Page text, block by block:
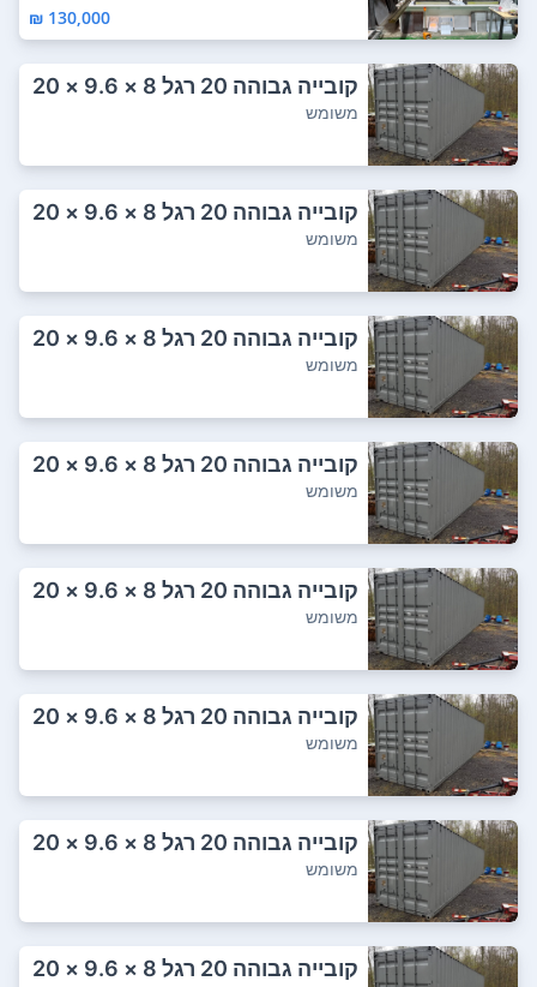
130,000 ₪
קובייה גבוהה 20 רגל 8 × 9.6 × 20
רגל חדש...
משומש
קובייה גבוהה 20 רגל 8 × 9.6 × 20
רגל חדש...
משומש
קובייה גבוהה 20 רגל 8 × 9.6 × 20
רגל חדש...
משומש
קובייה גבוהה 20 רגל 8 × 9.6 × 20
רגל חדש...
משומש
קובייה גבוהה 20 רגל 8 × 9.6 × 20
רגל חדש...
משומש
קובייה גבוהה 20 רגל 8 × 9.6 × 20
רגל חדש...
משומש
קובייה גבוהה 20 רגל 8 × 9.6 × 20
רגל חדש...
משומש
קובייה גבוהה 20 רגל 8 × 9.6 × 20